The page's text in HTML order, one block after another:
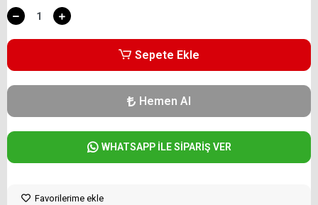
Sepete Ekle
Hemen Al
WHATSAPP İLE SİPARİŞ VER
Favorilerime ekle